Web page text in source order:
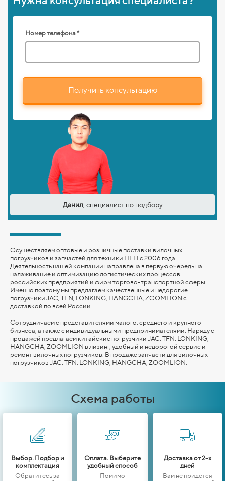
Номер телефона *
Получить консультацию
Данил, специалист по подбору
Осуществляем оптовые и розничные поставки вилочных
погрузчиков и запчастей для техники HELI с 2006 года.
Деятельность нашей компании направлена в первую очередь на
налаживание и оптимизацию логистических процессов
российских предприятий и фирм торгово-транспортной сферы.
Именно поэтому мы предлагаем качественные и недорогие
погрузчики JAC, TFN, LONKING, HANGCHA, ZOOMLION с
доставкой по всей России.
Сотрудничаем с представителями малого, среднего и крупного
бизнеса, а также с индивидуальными предпринимателями. Наряду с
продажей предлагаем китайские погрузчики JAC, TFN, LONKING,
HANGCHA, ZOOMLION в лизинг, удобный и недорогой сервис и
ремонт вилочных погрузчиков. В продаже запчасти для вилочных
погрузчиков JAC, TFN, LONKING, HANGCHA, ZOOMLION
Схема работы
Выбор. Подбор и
комплектация
Обратитесь за
Оплата. Выберите
удобный способ
Помимо
Доставка от 2-х
дней
Вам не придется